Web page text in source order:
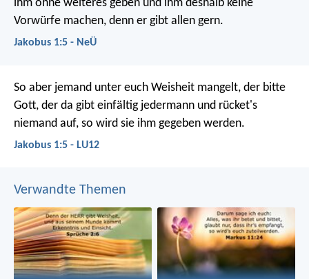
ihm ohne weiteres geben und ihm deshalb keine
Vorwürfe machen, denn er gibt allen gern.
Jakobus 1:5 - NeÜ
So aber jemand unter euch Weisheit mangelt, der bitte
Gott, der da gibt einfältig jedermann und rücket's
niemand auf, so wird sie ihm gegeben werden.
Jakobus 1:5 - LU12
Verwandte Themen